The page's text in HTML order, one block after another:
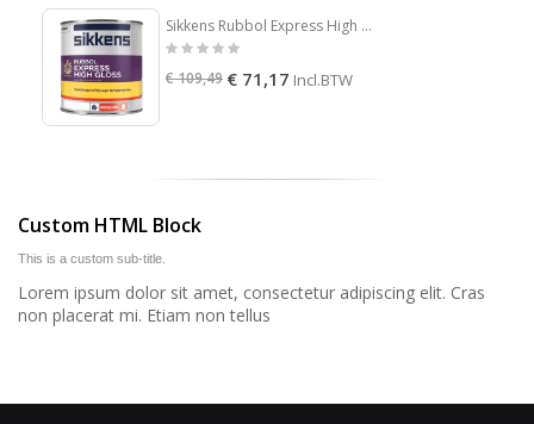
Sikkens Rubbol Express High Gloss
€ 109,49 € 71,17 Incl.BTW
Custom HTML Block
This is a custom sub-title.
Lorem ipsum dolor sit amet, consectetur adipiscing elit. Cras
non placerat mi. Etiam non tellus